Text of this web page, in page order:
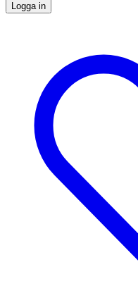
Logga in